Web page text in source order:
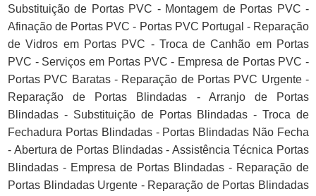
Substituição de Portas PVC - Montagem de Portas PVC -
Afinação de Portas PVC - Portas PVC Portugal - Reparação
de Vidros em Portas PVC - Troca de Canhão em Portas
PVC - Serviços em Portas PVC - Empresa de Portas PVC -
Portas PVC Baratas - Reparação de Portas PVC Urgente -
Reparação de Portas Blindadas - Arranjo de Portas
Blindadas - Substituição de Portas Blindadas - Troca de
Fechadura Portas Blindadas - Portas Blindadas Não Fecha
- Abertura de Portas Blindadas - Assistência Técnica Portas
Blindadas - Empresa de Portas Blindadas - Reparação de
Portas Blindadas Urgente - Reparação de Portas Blindadas